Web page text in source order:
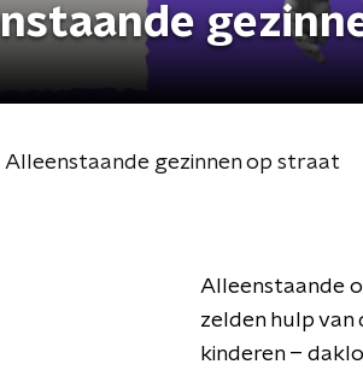
Alleenstaande gezinnen op straat
Alleenstaande
zelden hulp van
kinderen –